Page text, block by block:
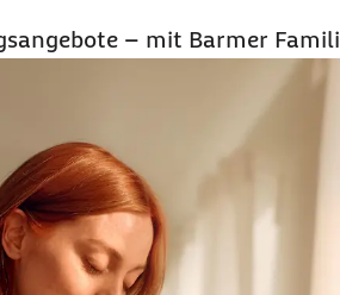
– mit Barmer